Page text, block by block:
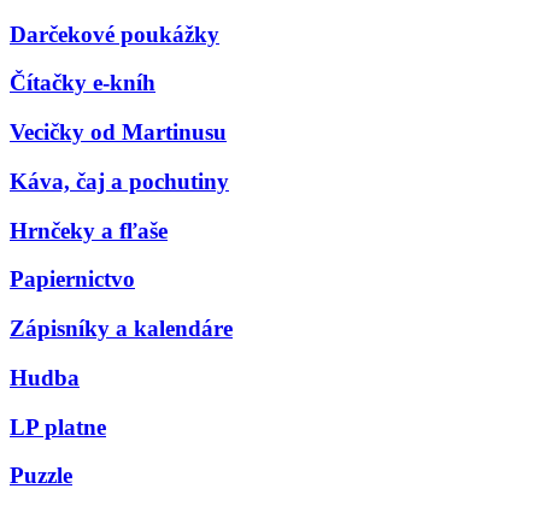
Darčekové poukážky
Čítačky e-kníh
Vecičky od Martinusu
Káva, čaj a pochutiny
Hrnčeky a fľaše
Papiernictvo
Zápisníky a kalendáre
Hudba
LP platne
Puzzle